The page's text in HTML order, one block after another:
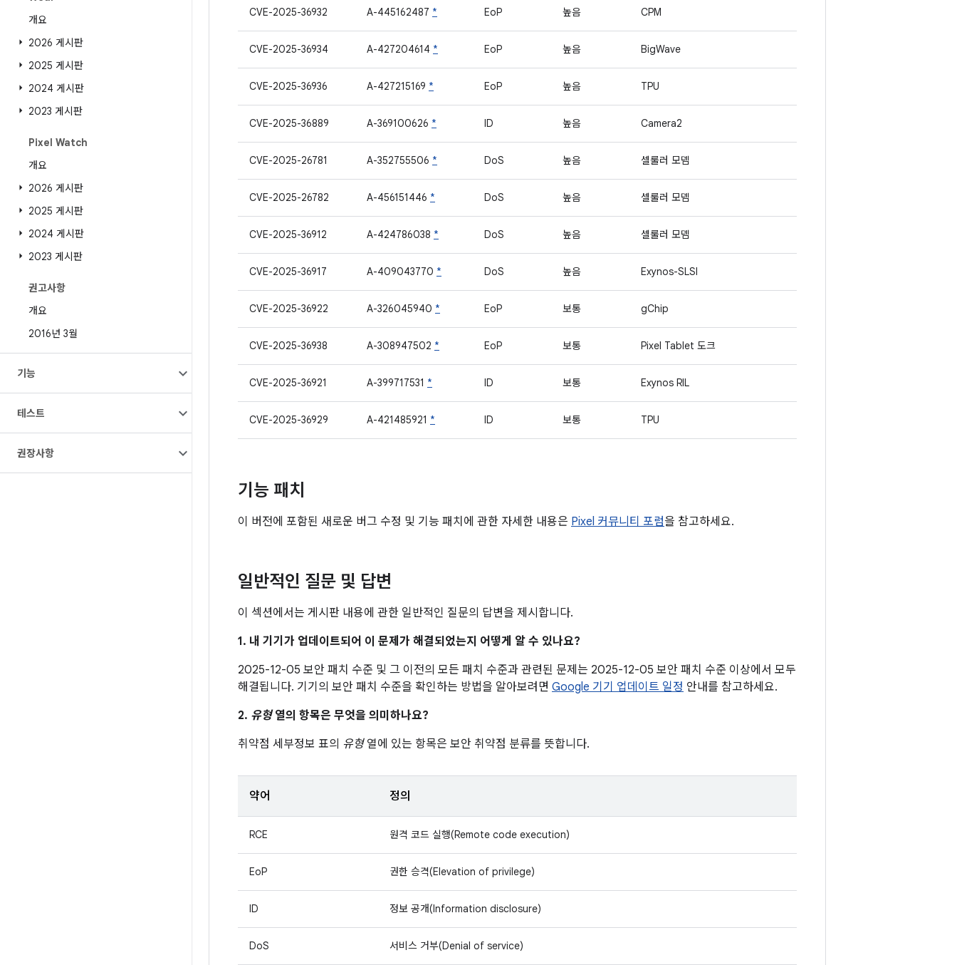
개요
2026 게시판
2025 게시판
2024 게시판
2023 게시판
Pixel Watch
개요
2026 게시판
2025 게시판
2024 게시판
2023 게시판
권고사항
개요
2016년 3월
기능
테스트
권장사항
CVE-2025-36932 A-445162487 * EoP 높음 CPM
CVE-2025-36934 A-427204614 * EoP 높음 BigWave
CVE-2025-36936 A-427215169 * EoP 높음 TPU
CVE-2025-36889 A-369100626 * ID 높음 Camera2
CVE-2025-26781 A-352755506 * DoS 높음 셀룰러 모뎀
CVE-2025-26782 A-456151446 * DoS 높음 셀룰러 모뎀
CVE-2025-36912 A-424786038 * DoS 높음 셀룰러 모뎀
CVE-2025-36917 A-409043770 * DoS 높음 Exynos-SLSI
CVE-2025-36922 A-326045940 * EoP 보통 gChip
CVE-2025-36938 A-308947502 * EoP 보통 Pixel Tablet 도크
CVE-2025-36921 A-399717531 * ID 보통 Exynos RIL
CVE-2025-36929 A-421485921 * ID 보통 TPU
기능 패치
이 버전에 포함된 새로운 버그 수정 및 기능 패치에 관한 자세한 내용은 Pixel 커뮤니티 포럼을 참고하세요.
일반적인 질문 및 답변
이 섹션에서는 게시판 내용에 관한 일반적인 질문의 답변을 제시합니다.
1. 내 기기가 업데이트되어 이 문제가 해결되었는지 어떻게 알 수 있나요?
2025-12-05 보안 패치 수준 및 그 이전의 모든 패치 수준과 관련된 문제는 2025-12-05 보안 패치 수준 이상에서 모두
해결됩니다. 기기의 보안 패치 수준을 확인하는 방법을 알아보려면 Google 기기 업데이트 일정 안내를 참고하세요.
2. 유형열의 항목은 무엇을 의미하나요?
취약점 세부정보 표의 유형열에 있는 항목은 보안 취약점 분류를 뜻합니다.
약어 정의
RCE 원격 코드 실행(Remote code execution)
EoP 권한 승격(Elevation of privilege)
ID 정보 공개(Information disclosure)
DoS 서비스 거부(Denial of service)